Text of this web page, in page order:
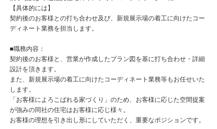
【具体的には】
契約後のお客様との打ち合わせ及び、新規展示場の着工に向けたコー
ディネート業務を担当します。
■職務内容：
契約後のお客様と、営業が作成したプラン図を基に打ち合わせ・詳細
設計を頂きます。
また、新規展示場の着工に向けたコーディネート業務等もお任せいた
します。
「お客様によろこばれる家づくり」のため、お客様に応じた空間提案
が強みの同社の住宅はお客様に応じ様々。
お客様の理想を引き出し形にしていただく、重要なポジションです。